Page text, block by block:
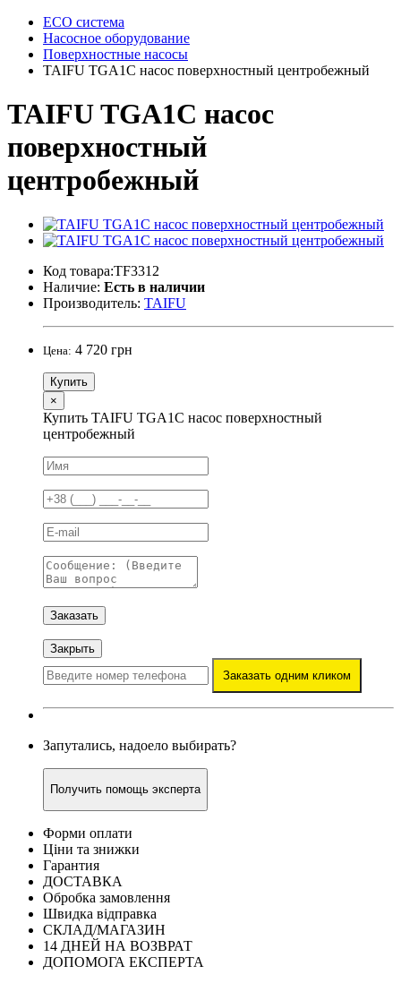
ECO система
Насосное оборудование
Поверхностные насосы
TAIFU TGA1C насос поверхностный центробежный
TAIFU TGA1C насос
поверхностный
центробежный
Код товара:TF3312
Наличие: Есть в наличии
Производитель: TAIFU
Цена: 4 720 грн
Купить
×
Купить TAIFU TGA1C насос поверхностный
центробежный
Заказать
Закрыть
Заказать одним кликом
Запутались, надоело выбирать?
Получить помощь эксперта
Форми оплати
Ціни та знижки
Гарантия
ДОСТАВКА
Обробка замовлення
Швидка відправка
СКЛАД/МАГАЗИН
14 ДНЕЙ НА ВОЗВРАТ
ДОПОМОГА ЕКСПЕРТА